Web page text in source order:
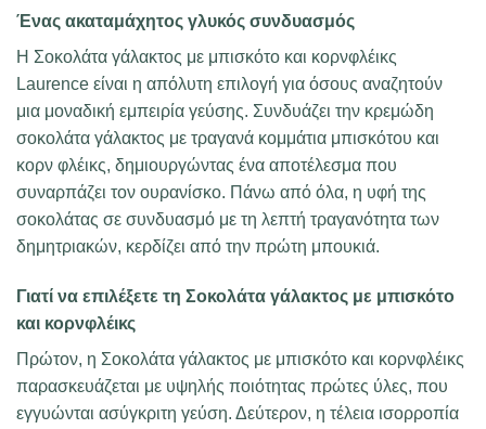
Ένας ακαταμάχητος γλυκός συνδυασμός
Η Σοκολάτα γάλακτος με μπισκότο και κορνφλέικς
Laurence είναι η απόλυτη επιλογή για όσους αναζητούν
μια μοναδική εμπειρία γεύσης. Συνδυάζει την κρεμώδη
σοκολάτα γάλακτος με τραγανά κομμάτια μπισκότου και
κορν φλέικς, δημιουργώντας ένα αποτέλεσμα που
συναρπάζει τον ουρανίσκο. Πάνω από όλα, η υφή της
σοκολάτας σε συνδυασμό με τη λεπτή τραγανότητα των
δημητριακών, κερδίζει από την πρώτη μπουκιά.
Γιατί να επιλέξετε τη Σοκολάτα γάλακτος με μπισκότο
και κορνφλέικς
Πρώτον, η Σοκολάτα γάλακτος με μπισκότο και κορνφλέικς
παρασκευάζεται με υψηλής ποιότητας πρώτες ύλες, που
εγγυώνται ασύγκριτη γεύση. Δεύτερον, η τέλεια ισορροπία